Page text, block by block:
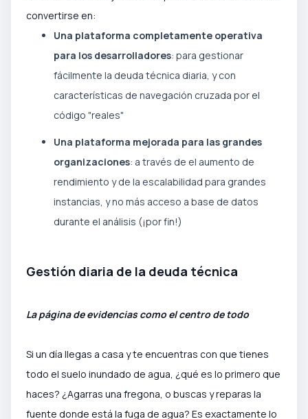
convertirse en:
Una plataforma completamente operativa
para los desarrolladores: para gestionar
fácilmente la deuda técnica diaria, y con
características de navegación cruzada por el
código "reales"
Una plataforma mejorada para las grandes
organizaciones: a través de el aumento de
rendimiento y de la escalabilidad para grandes
instancias, y no más acceso a base de datos
durante el análisis (¡por fin!)
Gestión diaria de la deuda técnica
La página de evidencias como el centro de todo
Si un día llegas a casa y te encuentras con que tienes
todo el suelo inundado de agua, ¿qué es lo primero que
haces? ¿Agarras una fregona, o buscas y reparas la
fuente donde está la fuga de agua? Es exactamente lo